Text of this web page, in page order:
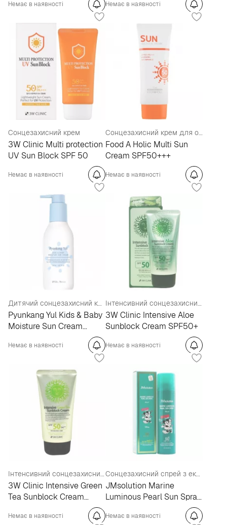
Daisy Duck SPF 50+
Немає в наявності Немає в наявності
Сонцезахисний крем
3W Clinic Multi protection
UV Sun Block SPF 50
Немає в наявності
Сонцезахисний крем для обличчя і тіла
Food A Holic Multi Sun
Cream SPF50+++
Немає в наявності
Дитячий сонцезахисний крем SPF50+ PA++++
Pyunkang Yul Kids & Baby
Moisture Sun Cream
Немає в наявності
Інтенсивний сонцезахисний крем з алое
3W Clinic Intensive Aloe
Sunblock Cream SPF50+
Немає в наявності
Інтенсивний сонцезахисний крем із зеленим чаєм
3W Clinic Intensive Green
Tea Sunblock Cream
Немає в наявності
Сонцезахисний спрей з екстрактом перлів SPF50+
JMsolution Marine
Luminous Pearl Sun Spray
Pearl x Disney SPF50+
PA+++
Немає в наявності